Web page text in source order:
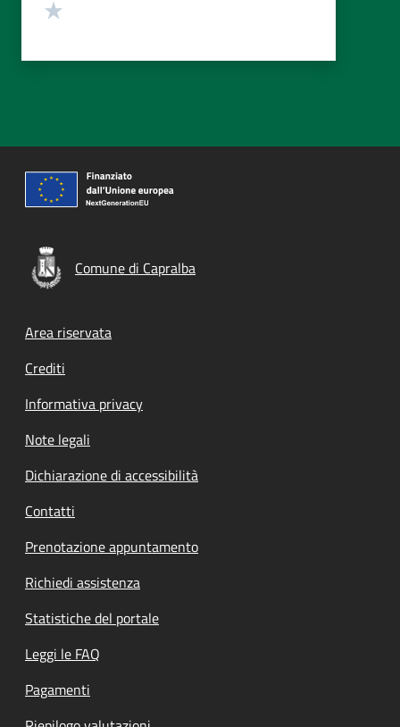
Comune di Capralba
Footer menu
Area riservata
Crediti
Informativa privacy
Note legali
Dichiarazione di accessibilità
Contatti
Prenotazione appuntamento
Richiedi assistenza
Statistiche del portale
Leggi le FAQ
Pagamenti